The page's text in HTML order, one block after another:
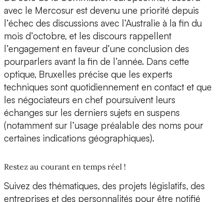
avec le Mercosur est devenu une priorité depuis
l’échec des discussions avec l’Australie à la fin du
mois d’octobre, et les discours rappellent
l’engagement en faveur d’une conclusion des
pourparlers avant la fin de l’année. Dans cette
optique, Bruxelles précise que les experts
techniques sont quotidiennement en contact et que
les négociateurs en chef poursuivent leurs
échanges sur les derniers sujets en suspens
(notamment sur l’usage préalable des noms pour
certaines indications géographiques).
Restez au courant en temps réel !
Suivez des thématiques, des projets législatifs, des
entreprises et des personnalités pour être notifié